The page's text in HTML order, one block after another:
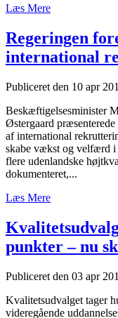
Læs Mere
Regeringen
international
Publiceret den 10 apr
Beskæftigelsesminister
Østergaard
af international
skabe vækst og velfærd i
flere udenlandske
dokumenteret,...
Læs Mere
punkter – nu
Publiceret den 03 apr
Kvalitetsudvalget tager
videregående